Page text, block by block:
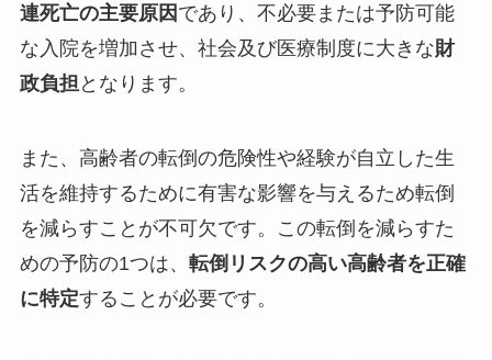
連死亡の主要原因 であり、不必要または予防可能
な入院を増加させ、社会及び医療制度に大きな財
政負担 となります。
また、高齢者の転倒の危険性や経験が自立した生
活を維持するために有害な影響を与えるため転倒
を減らすことが不可欠です。この転倒を減らすた
めの予防の1つは、 転倒リスクの高い高齢者を正確
に特定することが必要です。